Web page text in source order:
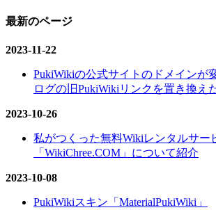
最新のページ
2023-11-22
PukiWikiの公式サイトのドメインが
ログの旧PukiWikiリンクを置き換え
2023-10-26
私がつくった無料Wikiレンタルサー
「WikiChree.COM」について紹介
2023-10-08
PukiWikiスキン「MaterialPukiWiki」